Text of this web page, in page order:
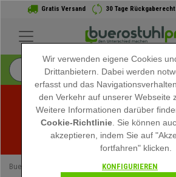
Gratis Versand 30 Tage Rückgaberecht
Sommerschlussverkauf bei
Rabatte für kurze Zeit -
Buerostuhlpro Hocker Arbeitshocker
Wir verwenden eigene Cookies
Drittanbietern. Dabei werden
erfasst und das
den Verkehr auf unserer Webseite
Weitere Informationen darüber
Cookie-Richtlinie . Sie können
akzeptieren, indem Sie auf
fortfahren" klicken.
KONFIGURIEREN